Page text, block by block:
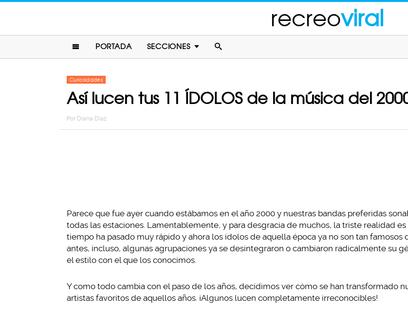
recreoviral
PORTADA SECCIONES
Curiosidades
Así lucen tus 11 ÍDOLOS de la música del
Por Diana Diaz
Parece que fue ayer cuando estábamos en el año 2000 y nuestras bandas preferidas
todas las estaciones. Lamentablemente, y para desgracia de muchos, la triste realidad es
tiempo ha pasado muy rápido y ahora los ídolos de aquella época ya no son tan famosos
antes, incluso, algunas agrupaciones ya se desintegraron o cambiaron radicalmente su
el estilo con el que los conocimos.
Y como todo cambia con el paso de los años, decidimos ver cómo se han transformado
artistas favoritos de aquellos años. ¡Algunos lucen completamente irreconocibles!